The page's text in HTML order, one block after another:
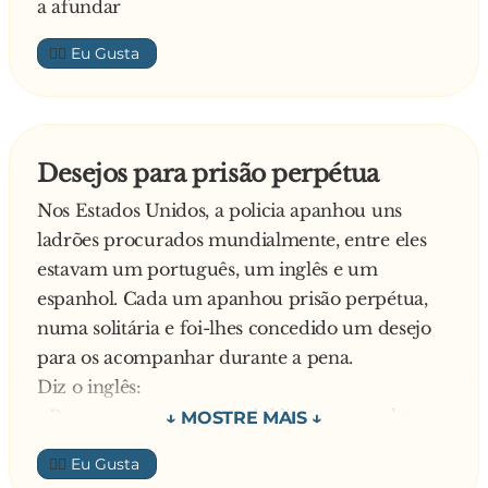
a afundar
👍🏼
Desejos para prisão perpétua
Nos Estados Unidos, a policia apanhou uns
ladrões procurados mundialmente, entre eles
estavam um português, um inglês e um
espanhol. Cada um apanhou prisão perpétua,
numa solitária e foi-lhes concedido um desejo
para os acompanhar durante a pena.
Diz o inglês:
- Bem, eu quero ter uma biblioteca completa na
minha cela! Não posso ficar sem estudar todo
este tempo
👍🏼